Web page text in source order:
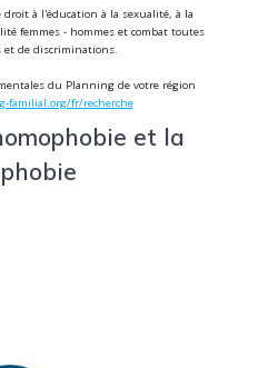
à l'éducation à la sexualité, à la
femmes - hommes et combat toutes
et de discriminations.
du Planning de votre région
fr/recherche
et la